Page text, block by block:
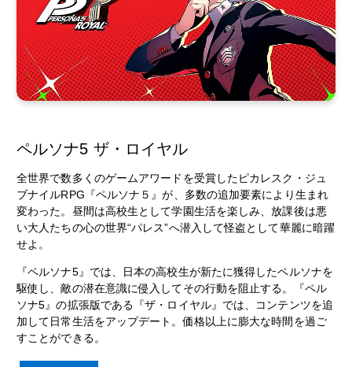
ペルソナ5 ザ・ロイヤル
全世界で数多くのゲームアワードを受賞したピカレスク・ジュ
ブナイルRPG『ペルソナ５』が、多数の追加要素により生まれ
変わった。昼間は高校生として学園生活を楽しみ、放課後は悪
い大人たちの心の世界“パレス”へ潜入して怪盗として華麗に暗躍
せよ。
『ペルソナ5』では、日本の高校生が新たに獲得したペルソナを
駆使し、敵の潜在意識に侵入してその行動を阻止する。『ペル
ソナ5』の拡張版である『ザ・ロイヤル』では、コンテンツを追
加して日常生活をアップデート。価格以上に膨大な時間を過ご
すことができる。